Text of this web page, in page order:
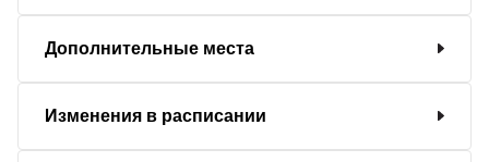
Дополнительные места
Изменения в расписании